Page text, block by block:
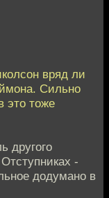
вряд ли
Сильно
это тоже
другого
-
додумано в